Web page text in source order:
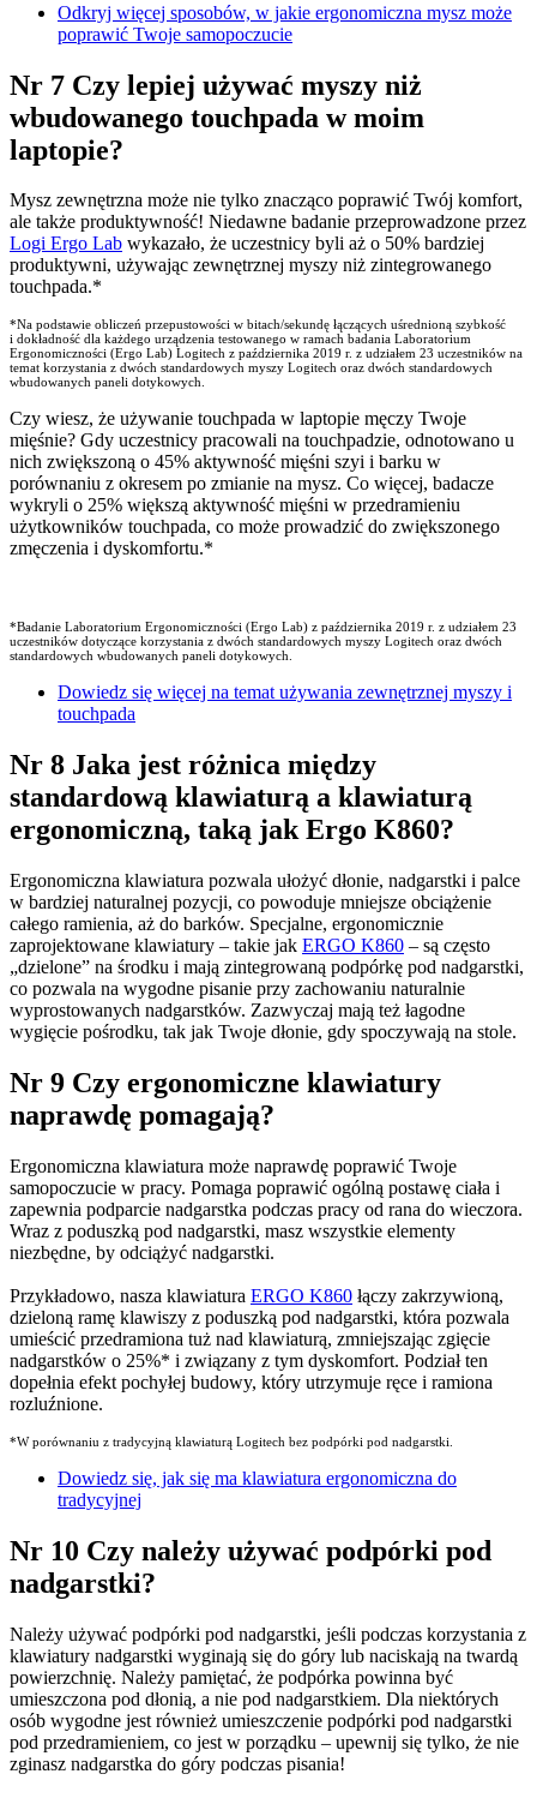
Odkryj więcej sposobów, w jakie ergonomiczna mysz może
poprawić Twoje samopoczucie
Nr 7 Czy lepiej używać myszy niż
wbudowanego touchpada w moim
laptopie?
Mysz zewnętrzna może nie tylko znacząco poprawić Twój komfort,
ale także produktywność! Niedawne badanie przeprowadzone przez
Logi Ergo Lab wykazało, że uczestnicy byli aż o 50% bardziej
produktywni, używając zewnętrznej myszy niż zintegrowanego
touchpada.*
*Na podstawie obliczeń przepustowości w bitach/sekundę łączących uśrednioną szybkość
i dokładność dla każdego urządzenia testowanego w ramach badania Laboratorium
Ergonomiczności (Ergo Lab) Logitech z października 2019 r. z udziałem 23 uczestników na
temat korzystania z dwóch standardowych myszy Logitech oraz dwóch standardowych
wbudowanych paneli dotykowych.
Czy wiesz, że używanie touchpada w laptopie męczy Twoje
mięśnie? Gdy uczestnicy pracowali na touchpadzie, odnotowano u
nich zwiększoną o 45% aktywność mięśni szyi i barku w
porównaniu z okresem po zmianie na mysz. Co więcej, badacze
wykryli o 25% większą aktywność mięśni w przedramieniu
użytkowników touchpada, co może prowadzić do zwiększonego
zmęczenia i dyskomfortu.*
*Badanie Laboratorium Ergonomiczności (Ergo Lab) z października 2019 r. z udziałem 23
uczestników dotyczące korzystania z dwóch standardowych myszy Logitech oraz dwóch
standardowych wbudowanych paneli dotykowych.
Dowiedz się więcej na temat używania zewnętrznej myszy i
touchpada
Nr 8 Jaka jest różnica między
standardową klawiaturą a klawiaturą
ergonomiczną, taką jak Ergo K860?
Ergonomiczna klawiatura pozwala ułożyć dłonie, nadgarstki i palce
w bardziej naturalnej pozycji, co powoduje mniejsze obciążenie
całego ramienia, aż do barków. Specjalne, ergonomicznie
zaprojektowane klawiatury – takie jak ERGO K860 – są często
„dzielone” na środku i mają zintegrowaną podpórkę pod nadgarstki,
co pozwala na wygodne pisanie przy zachowaniu naturalnie
wyprostowanych nadgarstków. Zazwyczaj mają też łagodne
wygięcie pośrodku, tak jak Twoje dłonie, gdy spoczywają na stole.
Nr 9 Czy ergonomiczne klawiatury
naprawdę pomagają?
Ergonomiczna klawiatura może naprawdę poprawić Twoje
samopoczucie w pracy. Pomaga poprawić ogólną postawę ciała i
zapewnia podparcie nadgarstka podczas pracy od rana do wieczora.
Wraz z poduszką pod nadgarstki, masz wszystkie elementy
niezbędne, by odciążyć nadgarstki.
Przykładowo, nasza klawiatura ERGO K860 łączy zakrzywioną,
dzieloną ramę klawiszy z poduszką pod nadgarstki, która pozwala
umieścić przedramiona tuż nad klawiaturą, zmniejszając zgięcie
nadgarstków o 25%* i związany z tym dyskomfort. Podział ten
dopełnia efekt pochyłej budowy, który utrzymuje ręce i ramiona
rozluźnione.
*W porównaniu z tradycyjną klawiaturą Logitech bez podpórki pod nadgarstki.
Dowiedz się, jak się ma klawiatura ergonomiczna do
tradycyjnej
Nr 10 Czy należy używać podpórki pod
nadgarstki?
Należy używać podpórki pod nadgarstki, jeśli podczas korzystania z
klawiatury nadgarstki wyginają się do góry lub naciskają na twardą
powierzchnię. Należy pamiętać, że podpórka powinna być
umieszczona pod dłonią, a nie pod nadgarstkiem. Dla niektórych
osób wygodne jest również umieszczenie podpórki pod nadgarstki
pod przedramieniem, co jest w porządku – upewnij się tylko, że nie
zginasz nadgarstka do góry podczas pisania!